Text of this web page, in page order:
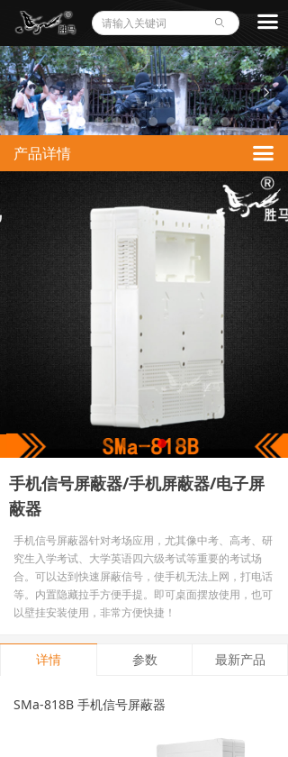
ꄙ 끀
手机信号屏蔽器/手机屏蔽器/电子屏
蔽器
手机信号屏蔽器针对考场应用，尤其像中考、高考、研
究生入学考试、大学英语四六级考试等重要的考试场
合。可以达到快速屏蔽信号，使手机无法上网，打电话
等。内置隐藏拉手方便手提。即可桌面摆放使用，也可
以壁挂安装使用，非常方便快捷！
详情 参数 最新产品
SMa-818B 手机信号屏蔽器
产品详情 끀
넳 넲